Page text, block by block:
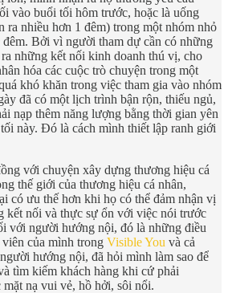
vào buổi tối hôm trước, hoặc là uống
ra nhiều hơn 1 đêm) trong một nhóm nhỏ
đêm. Bởi vì người tham dự cần có những
những kết nối kinh doanh thú vị, cho
hóa các cuộc trò chuyện trong một
khó khăn trong việc tham gia vào nhóm
đã có một lịch trình bận rộn, thiếu ngủ,
nạp thêm năng lượng bằng thời gian yên
này. Đó là cách mình thiết lập ranh giới
với chuyện xây dựng thương hiệu cá
thế giới của thương hiệu cá nhân,
có ưu thế hơn khi họ có thể đảm nhận vị
kết nối và thực sự ổn với việc nói trước
với người hướng nội, đó là những điều
của mình trong Visible You và cả
hướng nội, đã hỏi mình làm sao để
tìm kiếm khách hàng khi cứ phải
nạ vui vẻ, hồ hởi, sôi nổi.